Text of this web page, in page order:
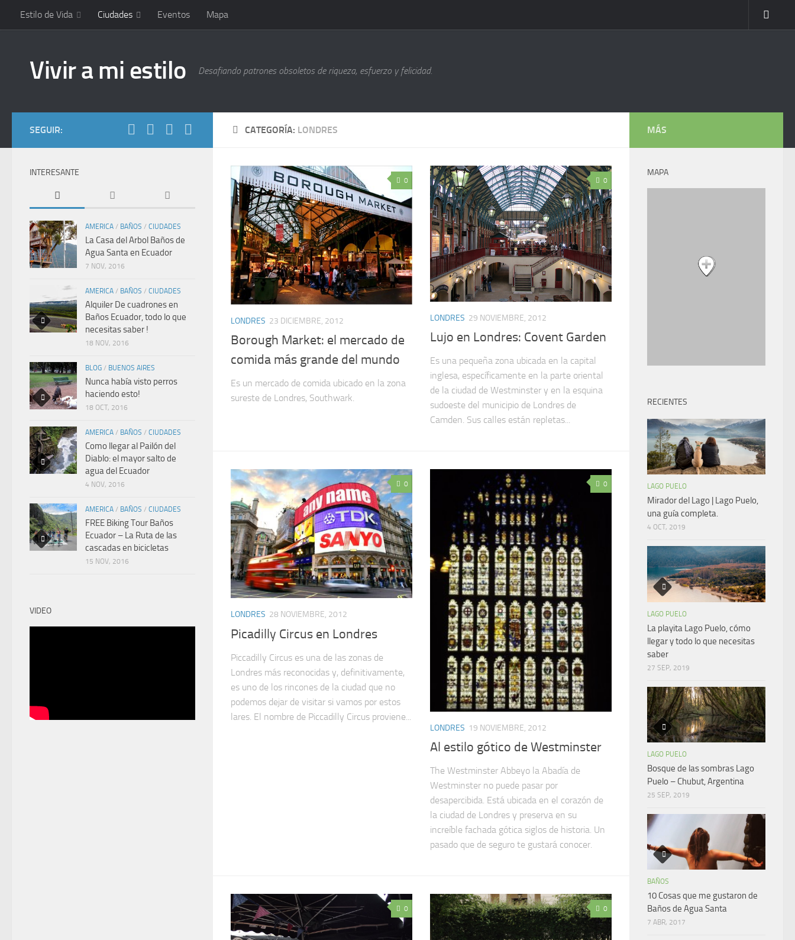
Estilo de Vida Ciudades Eventos Mapa
Vivir a mi estilo Desafiando patrones obsoletos de riqueza, esfuerzo y felicidad.
CATEGORÍA: LONDRES
0
LONDRES 23 DICIEMBRE, 2012
Borough Market: el mercado de
comida más grande del mundo
Es un mercado de comida ubicado en la zona
sureste de Londres, Southwark.
0
LONDRES 29 NOVIEMBRE, 2012
Lujo en Londres: Covent Garden
Es una pequeña zona ubicada en la capital
inglesa, específicamente en la parte oriental
de la ciudad de Westminster y en la esquina
sudoeste del municipio de Londres de
Camden. Sus calles están repletas...
0
LONDRES 28 NOVIEMBRE, 2012
Picadilly Circus en Londres
Piccadilly Circus es una de las zonas de
Londres más reconocidas y, definitivamente,
es uno de los rincones de la ciudad que no
podemos dejar de visitar si vamos por estos
lares. El nombre de Piccadilly Circus proviene...
0
LONDRES 19 NOVIEMBRE, 2012
Al estilo gótico de Westminster
The Westminster Abbeyo la Abadía de
Westminster no puede pasar por
desapercibida. Está ubicada en el corazón de
la ciudad de Londres y preserva en su
increíble fachada gótica siglos de historia. Un
pasado que de seguro te gustará conocer.
0 0
SEGUIR:
INTERESANTE
AMERICA / BAÑOS / CIUDADES
La Casa del Arbol Baños de
Agua Santa en Ecuador
7 NOV, 2016
AMERICA / BAÑOS / CIUDADES
Alquiler De cuadrones en
Baños Ecuador, todo lo que
necesitas saber !
18 NOV, 2016
BLOG / BUENOS AIRES
Nunca había visto perros
haciendo esto!
18 OCT, 2016
AMERICA / BAÑOS / CIUDADES
Como llegar al Pailón del
Diablo: el mayor salto de
agua del Ecuador
4 NOV, 2016
AMERICA / BAÑOS / CIUDADES
FREE Biking Tour Baños
Ecuador – La Ruta de las
cascadas en bicicletas
15 NOV, 2016
VIDEO
MÁS
MAPA
RECIENTES
LAGO PUELO
Mirador del Lago | Lago Puelo,
una guía completa.
4 OCT, 2019
LAGO PUELO
La playita Lago Puelo, cómo
llegar y todo lo que necesitas
saber
27 SEP, 2019
LAGO PUELO
Bosque de las sombras Lago
Puelo – Chubut, Argentina
25 SEP, 2019
BAÑOS
10 Cosas que me gustaron de
Baños de Agua Santa
7 ABR, 2017